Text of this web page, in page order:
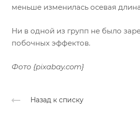
меньше изменилась осевая
Ни в одной из групп не было
побочных эффектов.
Фото {pixabay.com}
Назад к списку